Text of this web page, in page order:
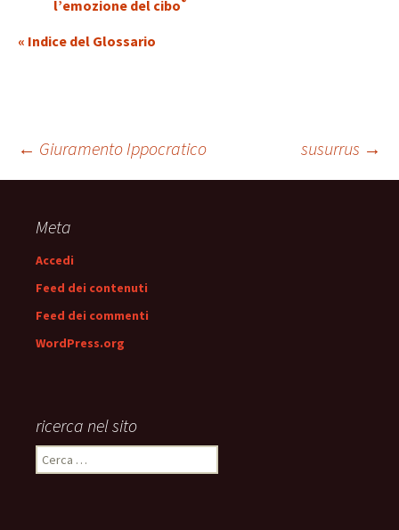
l’emozione del cibo
« Indice del Glossario
Navigazione
articolo
← Giuramento Ippocratico susurrus →
Meta
Accedi
Feed dei contenuti
Feed dei commenti
WordPress.org
ricerca nel sito
Ricerca
per: